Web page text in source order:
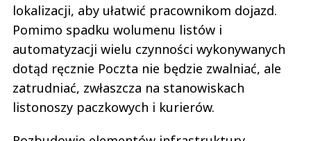
lokalizacji, aby ułatwić pracownikom dojazd.
Pomimo spadku wolumenu listów i
automatyzacji wielu czynności wykonywanych
dotąd ręcznie Poczta nie będzie zwalniać, ale
zatrudniać, zwłaszcza na stanowiskach
listonoszy paczkowych i kurierów.